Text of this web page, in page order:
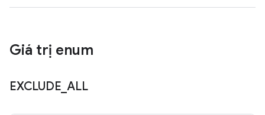
Giá trị enum
EXCLUDE ALL